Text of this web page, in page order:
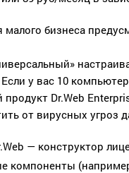
малого бизнеса
Если у вас 10
продукт Dr.Web
от вирусных угроз
— конструктор
компоненты